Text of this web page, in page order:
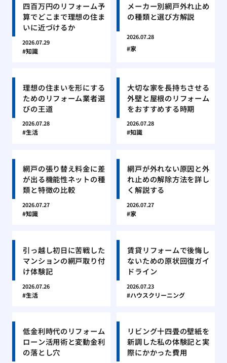
四百万円のリフォーム予
算でどこまで理想の住ま
いに近づけるか
2026.07.29
知識
メーカー別網戸外れ止め
の種類と選び方解説
2026.07.28
家
理想の住まいを形にする
ためのリフォーム業者選
びの王道
2026.07.28
生活
大切な家を長持ちさせる
外壁と屋根のリフォーム
をおすすめする時期
2026.07.28
知識
網戸の張り替え料金に差
が出る機能性ネットの種
類と特徴の比較
2026.07.27
知識
網戸が外れない原因と外
れ止めの解除方法を詳し
く解説する
2026.07.27
家
引っ越し初日に苦戦した
マンションの網戸取り付
け体験記
2026.07.26
生活
賃貸リフォームで後悔し
ないための原状回復ガイ
ドライン
2026.07.23
ハウスクリーニング
低金利時代のリフォーム
ローン活用術と変動金利
の落とし穴
リビング十四畳の壁紙を
新調した私の体験記と実
際にかかった費用